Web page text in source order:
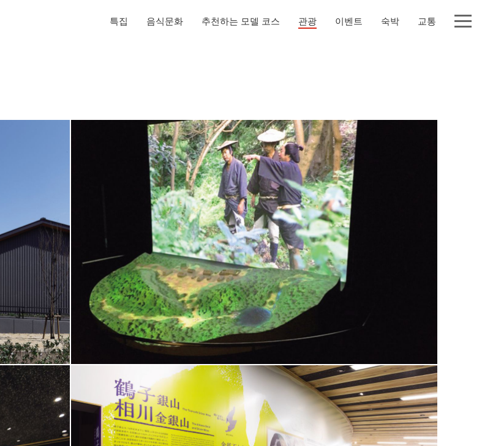
특집 음식문화 추천하는 모델 코스 관광 이벤트 숙박 교통